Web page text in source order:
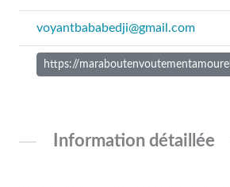
voyantbababedji@gmail.com
https://
Information détaillée